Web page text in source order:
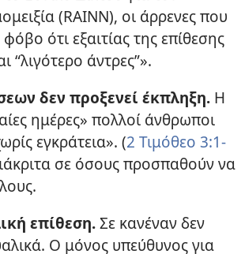
(RAINN), οι άρρενες που
ότι εξαιτίας της επίθεσης
“λιγότερο άντρες”».
δεν προξενεί έκπληξη.Η
ημέρες» πολλοί άνθρωποι
εγκράτεια». (2 Τιμόθεο 3:1-
σε όσους προσπαθούν να
επίθεση.Σε κανέναν δεν
Ο μόνος υπεύθυνος για